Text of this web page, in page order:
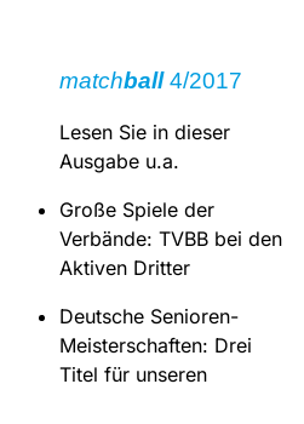
matchball4/2017
Lesen Sie in dieser
Ausgabe u.a.
Große Spiele der
Verbände: TVBB bei den
Aktiven Dritter
Deutsche Senioren-
Meisterschaften: Drei
Titel für unseren